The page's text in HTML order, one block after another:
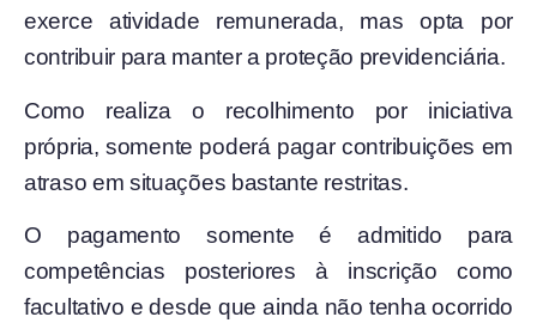
exerce atividade remunerada, mas opta por
contribuir para manter a proteção previdenciária.
Como realiza o recolhimento por iniciativa
própria, somente poderá pagar contribuições em
atraso em situações bastante restritas.
O pagamento somente é admitido para
competências posteriores à inscrição como
facultativo e desde que ainda não tenha ocorrido